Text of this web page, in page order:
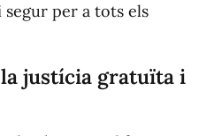
per a tots els
justícia gratuïta i